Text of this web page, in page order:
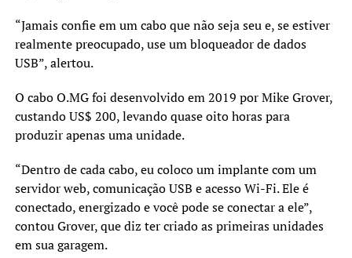
“Jamais confie em um cabo que não seja seu e, se estiver
realmente preocupado, use um bloqueador de dados
USB”, alertou.
O cabo O.MG foi desenvolvido em 2019 por Mike Grover,
custando US$ 200, levando quase oito horas para
produzir apenas uma unidade.
“Dentro de cada cabo, eu coloco um implante com um
servidor web, comunicação USB e acesso Wi-Fi. Ele é
conectado, energizado e você pode se conectar a ele”,
contou Grover, que diz ter criado as primeiras unidades
em sua garagem.